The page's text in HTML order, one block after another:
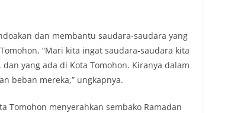
dan membantu saudara-saudara yang
“Mari kita ingat saudara-saudara kita
yang ada di Kota Tomohon. Kiranya dalam
beban mereka,” ungkapnya.
Tomohon menyerahkan sembako Ramadan